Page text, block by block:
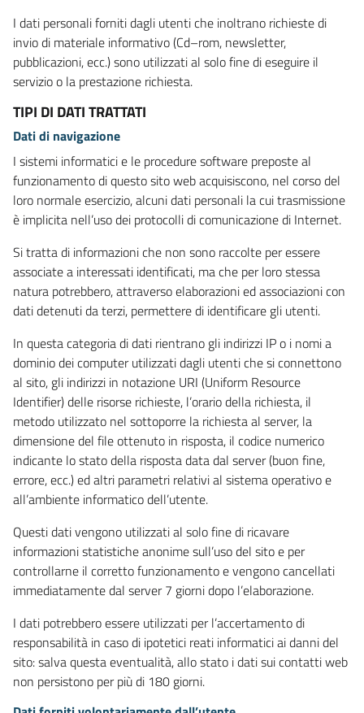
I dati personali forniti dagli utenti che inoltrano richieste di
invio di materiale informativo (Cd–rom, newsletter,
pubblicazioni, ecc.) sono utilizzati al solo fine di eseguire il
servizio o la prestazione richiesta.
TIPI DI DATI TRATTATI
Dati di navigazione
I sistemi informatici e le procedure software preposte al
funzionamento di questo sito web acquisiscono, nel corso del
loro normale esercizio, alcuni dati personali la cui trasmissione
è implicita nell’uso dei protocolli di comunicazione di Internet.
Si tratta di informazioni che non sono raccolte per essere
associate a interessati identificati, ma che per loro stessa
natura potrebbero, attraverso elaborazioni ed associazioni con
dati detenuti da terzi, permettere di identificare gli utenti.
In questa categoria di dati rientrano gli indirizzi IP o i nomi a
dominio dei computer utilizzati dagli utenti che si connettono
al sito, gli indirizzi in notazione URI (Uniform Resource
Identifier) delle risorse richieste, l’orario della richiesta, il
metodo utilizzato nel sottoporre la richiesta al server, la
dimensione del file ottenuto in risposta, il codice numerico
indicante lo stato della risposta data dal server (buon fine,
errore, ecc.) ed altri parametri relativi al sistema operativo e
all’ambiente informatico dell’utente.
Questi dati vengono utilizzati al solo fine di ricavare
informazioni statistiche anonime sull’uso del sito e per
controllarne il corretto funzionamento e vengono cancellati
immediatamente dal server 7 giorni dopo l’elaborazione.
I dati potrebbero essere utilizzati per l’accertamento di
responsabilità in caso di ipotetici reati informatici ai danni del
sito: salva questa eventualità, allo stato i dati sui contatti web
non persistono per più di 180 giorni.